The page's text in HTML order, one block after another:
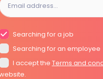
Searching for a job
Searching for an employee
I accept the Terms and